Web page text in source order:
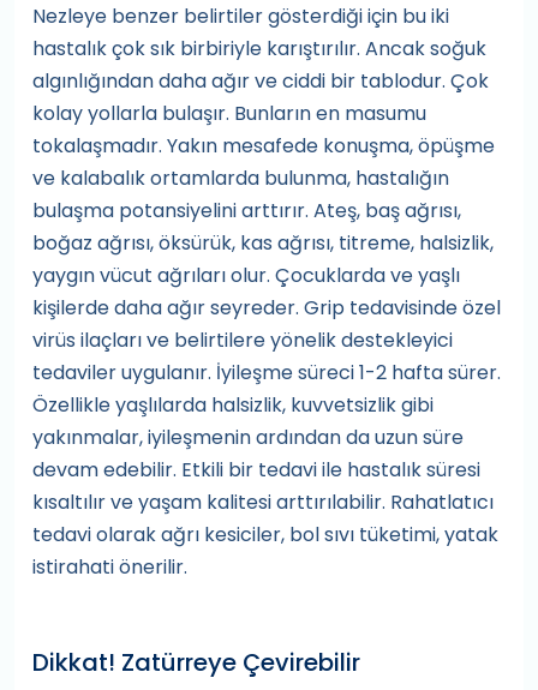
Nezleye benzer belirtiler gösterdiği için bu iki
hastalık çok sık birbiriyle karıştırılır. Ancak soğuk
algınlığından daha ağır ve ciddi bir tablodur. Çok
kolay yollarla bulaşır. Bunların en masumu
tokalaşmadır. Yakın mesafede konuşma, öpüşme
ve kalabalık ortamlarda bulunma, hastalığın
bulaşma potansiyelini arttırır. Ateş, baş ağrısı,
boğaz ağrısı, öksürük, kas ağrısı, titreme, halsizlik,
yaygın vücut ağrıları olur. Çocuklarda ve yaşlı
kişilerde daha ağır seyreder. Grip tedavisinde özel
virüs ilaçları ve belirtilere yönelik destekleyici
tedaviler uygulanır. İyileşme süreci 1-2 hafta sürer.
Özellikle yaşlılarda halsizlik, kuvvetsizlik gibi
yakınmalar, iyileşmenin ardından da uzun süre
devam edebilir. Etkili bir tedavi ile hastalık süresi
kısaltılır ve yaşam kalitesi arttırılabilir. Rahatlatıcı
tedavi olarak ağrı kesiciler, bol sıvı tüketimi, yatak
istirahati önerilir.
Dikkat! Zatürreye Çevirebilir